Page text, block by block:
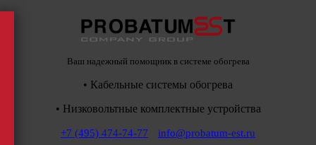
Ваш надежный помощник в системе обогрева
• Кабельные системы обогрева
• Низковольтные комплектные устройства
+7 (495) 474-74-77
info@probatum-est.ru